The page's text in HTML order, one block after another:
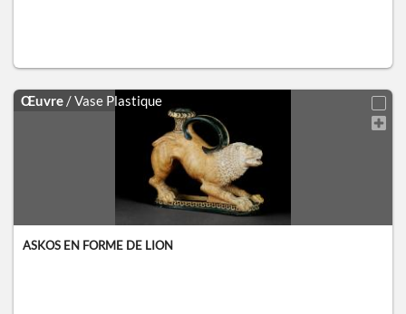
Œuvre / Vase Plastique
ASKOS EN FORME DE LION